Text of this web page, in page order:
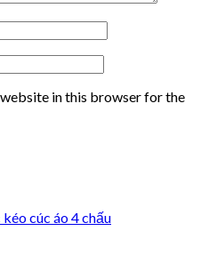
website in this browser for the